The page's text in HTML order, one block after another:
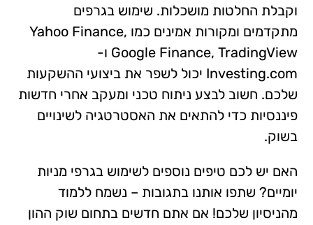
וקבלת החלטות מושכלות. שימוש בגרפים
מתקדמים ומקורות אמינים כמו Yahoo Finance,
Google Finance, TradingView ו-
Investing.com יכול לשפר את ביצועי ההשקעות
שלכם. חשוב לבצע ניתוח טכני ומעקב אחרי חדשות
פיננסיות כדי להתאים את האסטרטגיה לשינויים
בשוק.
האם יש לכם טיפים נוספים לשימוש בגרפי מניות
יומיים? שתפו אותנו בתגובות – נשמח ללמוד
מהניסיון שלכם! אם אתם חדשים בתחום שוק ההון